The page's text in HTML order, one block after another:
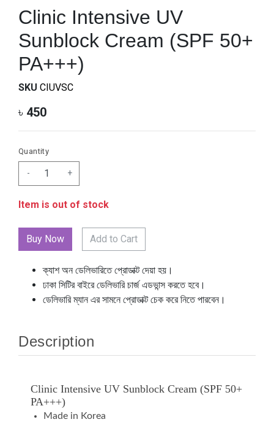
Clinic Intensive UV
Sunblock Cream (SPF 50+
PA+++)
SKU CIUVSC
৳ 450
Quantity
- +
Item is out of stock
Add to Cart
ক্যাশ অন ডেলিভারিতে প্রোডাক্ট দেয়া হয়।
ঢাকা সিটির বাইরে ডেলিভারি চার্জ এডভান্স করতে হবে।
ডেলিভারি ম্যান এর সামনে প্রোডাক্ট চেক করে নিতে পারবেন।
Description
Clinic Intensive UV Sunblock Cream (SPF 50+
PA+++)
Made in Korea